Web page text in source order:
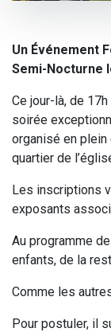
Un Événement
Semi-Nocturne
Ce jour-là, de
soirée
organisé en plein
quartier de
Les inscriptions
exposants
Au programme
enfants, de la
Comme les
Pour postuler, il